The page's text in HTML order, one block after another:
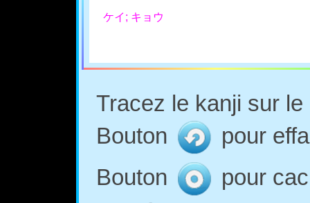
ケイ; キョウ
Tracez le kanji sur
Bouton
pour
Bouton
pour